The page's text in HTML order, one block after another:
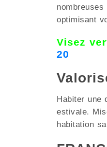
optimisant
Visez
20
Habiter une
estivale.
habitation